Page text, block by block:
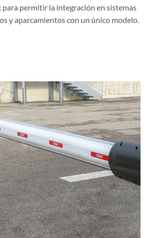
permitir la integración en sistemas
y aparcamientos con un único modelo.